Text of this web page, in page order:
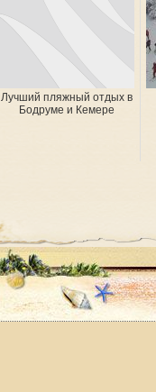
Лучший пляжный отдых в
Бодруме и Кемере